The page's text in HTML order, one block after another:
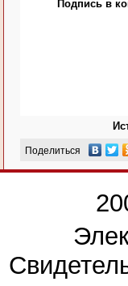
Подпись в
Поделиться